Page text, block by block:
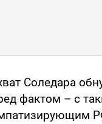
Соледара
фактом – с